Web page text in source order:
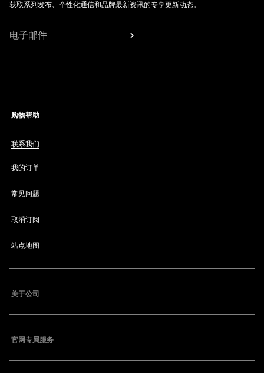
获取系列发布、个性化通信和品牌最新资讯的专享更新动态。
电子邮件
购物帮助
联系我们
我的订单
常见问题
取消订阅
站点地图
关于公司
官网专属服务